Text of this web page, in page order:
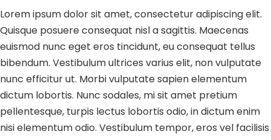
Lorem ipsum dolor sit amet, consectetur adipiscing elit.
Quisque posuere consequat nisl a sagittis. Maecenas
euismod nunc eget eros tincidunt, eu consequat tellus
bibendum. Vestibulum ultrices varius elit, non vulputate
nunc efficitur ut. Morbi vulputate sapien elementum
dictum lobortis. Nunc sodales, mi sit amet pretium
pellentesque, turpis lectus lobortis odio, in dictum enim
nisi elementum odio. Vestibulum tempor, eros vel facilisis